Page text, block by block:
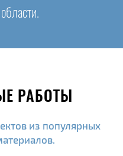
РАБОТЫ
из популярных